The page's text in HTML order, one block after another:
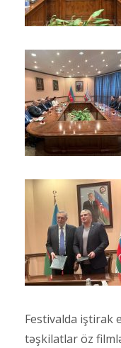
Festivalda iştirak
təşkilatlar öz